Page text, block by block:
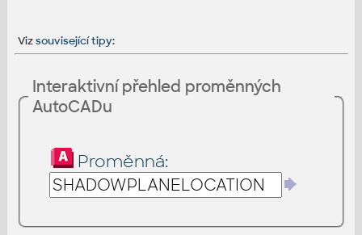
Vizsouvisející tipy:
Interaktivní přehled proměnných
AutoCADu
Proměnná: